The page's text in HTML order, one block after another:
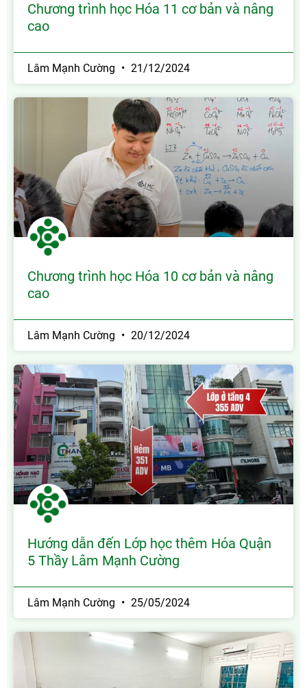
Chương trình học Hóa 11 cơ bản và nâng
cao
Lâm Mạnh Cường 21/12/2024
Chương trình học Hóa 10 cơ bản và nâng
cao
Lâm Mạnh Cường 20/12/2024
Hướng dẫn đến Lớp học thêm Hóa Quận
5 Thầy Lâm Mạnh Cường
Lâm Mạnh Cường 25/05/2024